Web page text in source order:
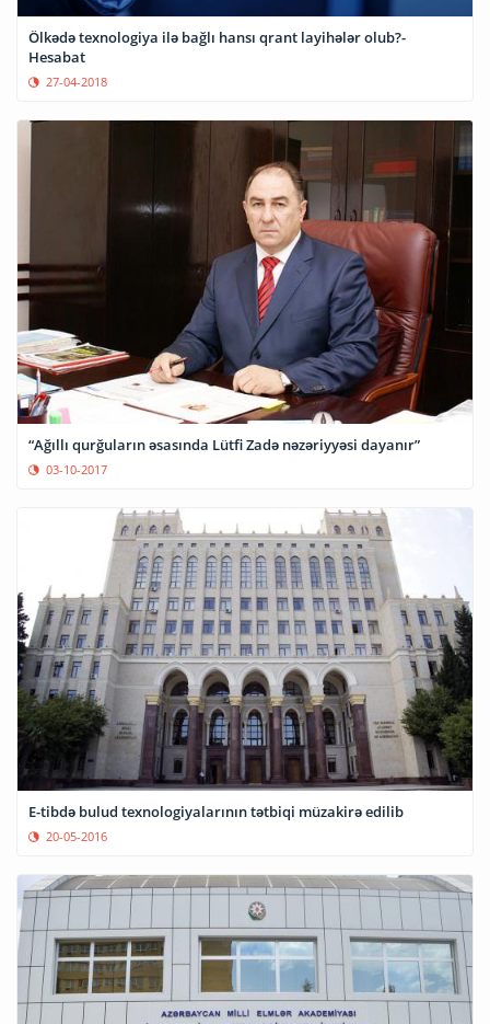
Ölkədə texnologiya ilə bağlı hansı qrant layihələr olub?-
Hesabat
27-04-2018
“Ağıllı qurğuların əsasında Lütfi Zadə nəzəriyyəsi dayanır”
03-10-2017
E-tibdə bulud texnologiyalarının tətbiqi müzakirə edilib
20-05-2016